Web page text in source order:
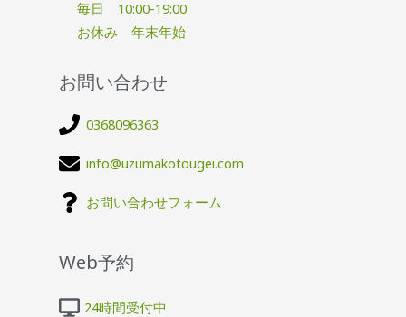
毎日 10:00-19:00
お休み 年末年始
お問い合わせ
0368096363
info@uzumakotougei.com
お問い合わせフォーム
Web予約
24時間受付中